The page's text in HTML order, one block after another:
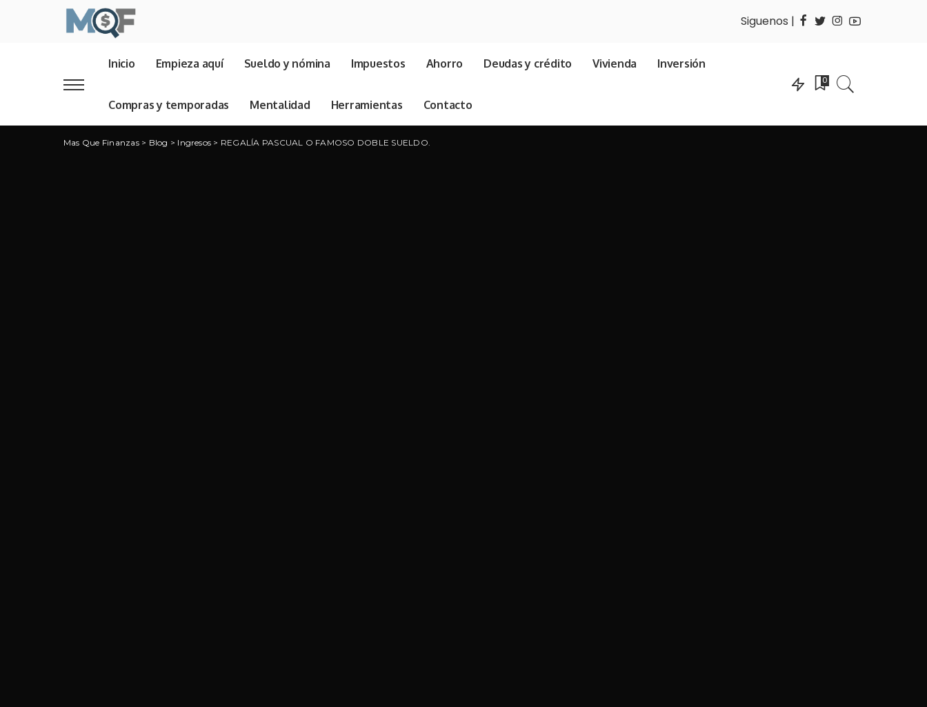
Siguenos |
Inicio Empieza aquí Sueldo y nómina Impuestos Ahorro Deudas y crédito Vivienda Inversión
Compras y temporadas Mentalidad Herramientas Contacto
0
Mas Que Finanzas> Blog > Ingresos > REGALÍA PASCUAL O FAMOSO DOBLE SUELDO.